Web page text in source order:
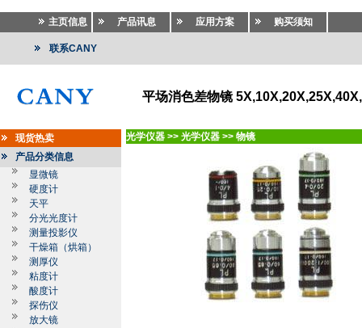
主页信息 产品讯息 应用方案 购买须知
联系CANY
平场消色差物镜
现货热卖
产品分类信息
显微镜
硬度计
天平
分光光度计
测量投影仪
干燥箱（烘箱）
测厚仪
粘度计
酸度计
探伤仪
放大镜
光学仪器 >> 光学仪器 >> 物镜